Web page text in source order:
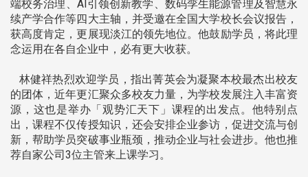
端校务治理、AI引领创新教学、数码孪生能源管理及智慧永
续产学合作等四大主轴，并受邀在全国大学校长会议报告，
获高度肯定，更展现淡江的领先地位。他鼓励学员，将此理
念运用在各自企业中，必有更大收获。
林健祥热烈欢迎学员，指出菁英会为凝聚本校最杰出校友
的团体，近年更汇聚众多校友力量，为学校发展注入丰富资
源，这也是举办「观势汇天下」课程的出发点。他特别点
出，课程不仅传授知识，还会安排企业参访，促进交流与创
新，帮助学员突破事业瓶颈，推动企业与社会进步。他也推
荐自家公司3位主管来上课学习。